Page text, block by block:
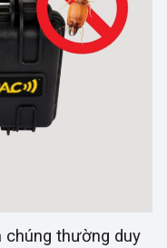
chúng thường duy